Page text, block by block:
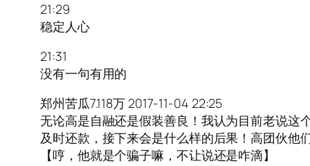
21:29
稳定人心
21:31
没有一句有用的
郑州苦瓜7.118万 2017-11-04 22:25
无论高是自融还是假装善良！我认为目前老说这
及时还款，接下来会是什么样的后果！高团伙他
【哼，他就是个骗子嘛，不让说还是咋滴】